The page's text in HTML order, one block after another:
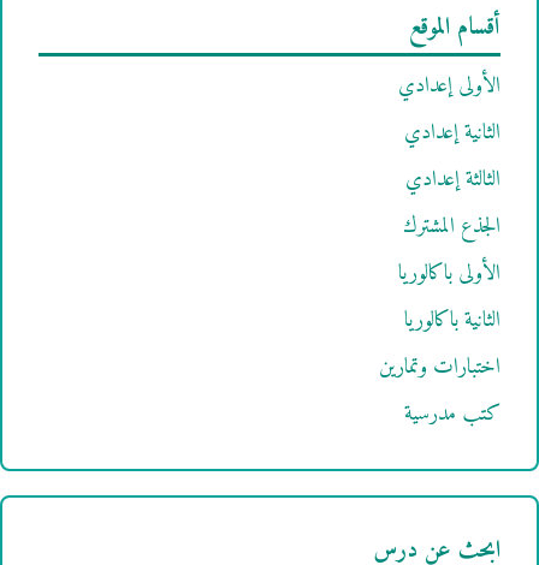
أقسام الموقع
الأولى إعدادي
الثانية إعدادي
الثالثة إعدادي
الجذع المشترك
الأولى باكالوريا
الثانية باكالوريا
اختبارات وتمارين
كتب مدرسية
ابحث عن درس